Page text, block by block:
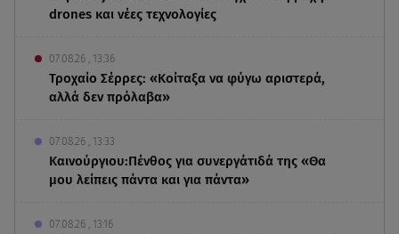
drones και νέες τεχνολογίες
07.08.26 , 13:36
Τροχαίο Σέρρες: «Κοίταξα να φύγω αριστερά,
αλλά δεν πρόλαβα»
07.08.26 , 13:33
Καινούργιου:Πένθος για συνεργάτιδά της «Θα
μου λείπεις πάντα και για πάντα»
07.08.26 , 13:16